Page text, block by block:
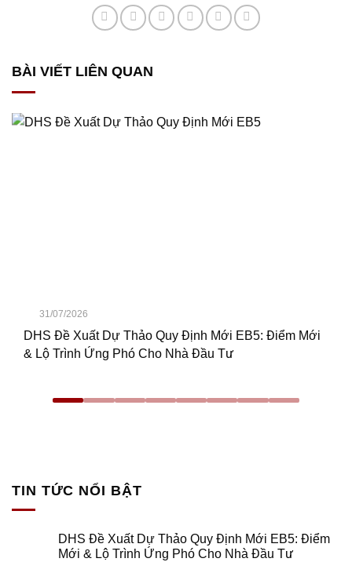
BÀI VIẾT LIÊN QUAN
31/07/2026
DHS Đề Xuất Dự Thảo Quy Định Mới EB5: Điểm Mới
& Lộ Trình Ứng Phó Cho Nhà Đầu Tư
TIN TỨC NỔI BẬT
DHS Đề Xuất Dự Thảo Quy Định Mới EB5: Điểm
Mới & Lộ Trình Ứng Phó Cho Nhà Đầu Tư